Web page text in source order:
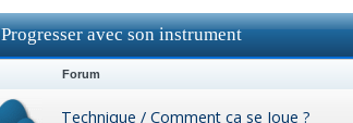
Progresser avec son instrument
Forum
Technique / Comment ça se Joue ?